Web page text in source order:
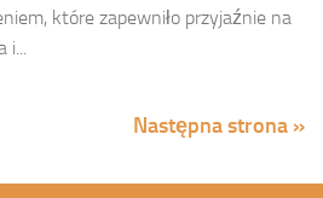
które zapewniło przyjaźnie na
Następna strona »